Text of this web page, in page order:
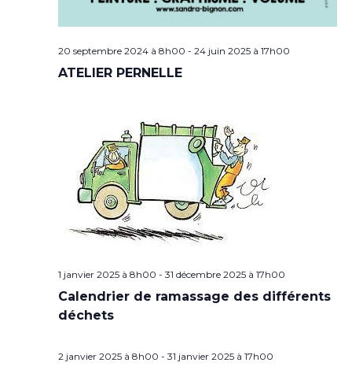
20 septembre 2024 à 8h00 - 24 juin 2025 à 17h00
ATELIER PERNELLE
1 janvier 2025 à 8h00 - 31 décembre 2025 à 17h00
Calendrier de ramassage des différents
déchets
2 janvier 2025 à 8h00 - 31 janvier 2025 à 17h00